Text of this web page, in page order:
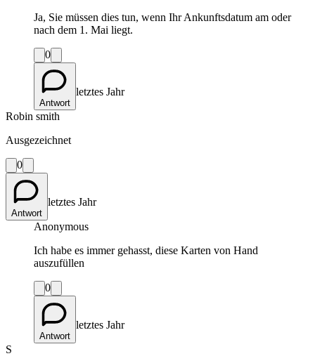
Ja, Sie müssen dies tun, wenn Ihr Ankunftsdatum am oder
nach dem 1. Mai liegt.
0
Antwort
letztes Jahr
Robin smith
Ausgezeichnet
0
Antwort
letztes Jahr
Anonymous
Ich habe es immer gehasst, diese Karten von Hand
auszufüllen
0
Antwort
letztes Jahr
S